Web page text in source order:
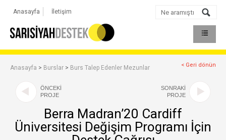
Anasayfa İletişim
Anasayfa > Burslar > Burs Talep Edenler Mezunlar < Geri dönün
ÖNCEKİ
PROJE
Berra Madran’20 Cardiff
Üniversitesi Değişim Programı İçin
SONRAKİ
PROJE